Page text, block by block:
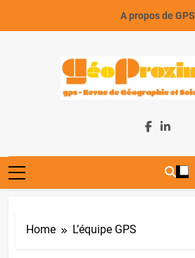
A propos de GPS
Home L’équipe GPS